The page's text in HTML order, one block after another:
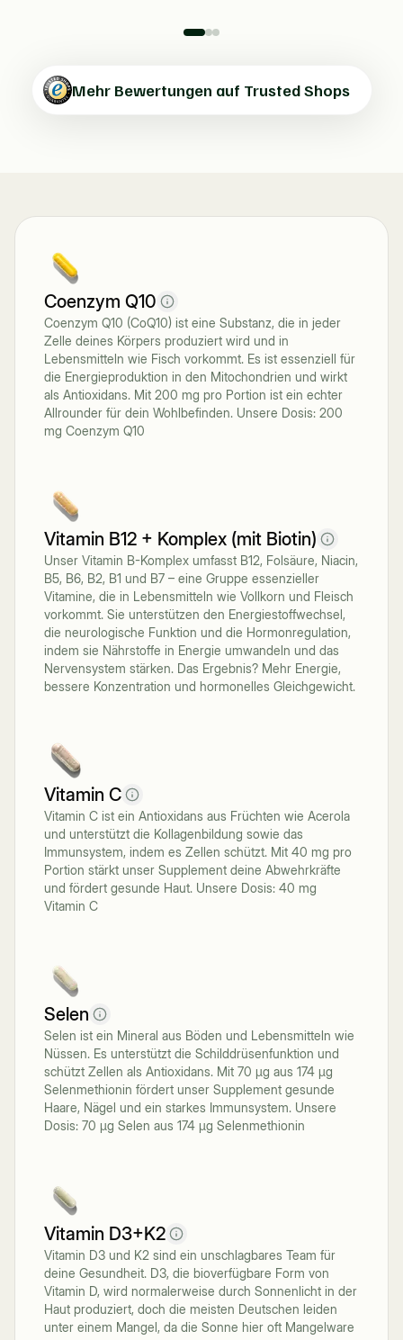
Mehr Bewertungen auf Trusted Shops
Coenzym Q10
Coenzym Q10 (CoQ10) ist eine Substanz, die in jeder
Zelle deines Körpers produziert wird und in
Lebensmitteln wie Fisch vorkommt. Es ist essenziell für
die Energieproduktion in den Mitochondrien und wirkt
als Antioxidans. Mit 200 mg pro Portion ist ein echter
Allrounder für dein Wohlbefinden. Unsere Dosis: 200
mg Coenzym Q10
Vitamin B12 + Komplex (mit Biotin)
Unser Vitamin B-Komplex umfasst B12, Folsäure, Niacin,
B5, B6, B2, B1 und B7 – eine Gruppe essenzieller
Vitamine, die in Lebensmitteln wie Vollkorn und Fleisch
vorkommt. Sie unterstützen den Energiestoffwechsel,
die neurologische Funktion und die Hormonregulation,
indem sie Nährstoffe in Energie umwandeln und das
Nervensystem stärken. Das Ergebnis? Mehr Energie,
bessere Konzentration und hormonelles Gleichgewicht.
Vitamin C
Vitamin C ist ein Antioxidans aus Früchten wie Acerola
und unterstützt die Kollagenbildung sowie das
Immunsystem, indem es Zellen schützt. Mit 40 mg pro
Portion stärkt unser Supplement deine Abwehrkräfte
und fördert gesunde Haut. Unsere Dosis: 40 mg
Vitamin C
Selen
Selen ist ein Mineral aus Böden und Lebensmitteln wie
Nüssen. Es unterstützt die Schilddrüsenfunktion und
schützt Zellen als Antioxidans. Mit 70 µg aus 174 µg
Selenmethionin fördert unser Supplement gesunde
Haare, Nägel und ein starkes Immunsystem. Unsere
Dosis: 70 µg Selen aus 174 µg Selenmethionin
Vitamin D3+K2
Vitamin D3 und K2 sind ein unschlagbares Team für
deine Gesundheit. D3, die bioverfügbare Form von
Vitamin D, wird normalerweise durch Sonnenlicht in der
Haut produziert, doch die meisten Deutschen leiden
unter einem Mangel, da die Sonne hier oft Mangelware